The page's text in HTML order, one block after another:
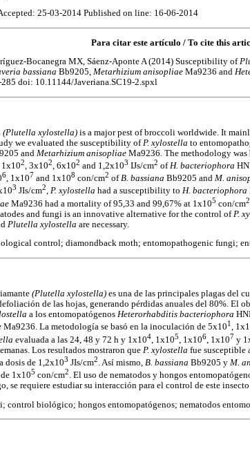
25-03-2014 Published on line: 16-06-2014
Para citar este artículo / To cite this
Bocanegra MX, Sáenz-Aponte A (2014) Susceptibility of
bassiana Bb9205, Metarhizium anisopliae Ma9236 and
doi: 10.11144/Javeriana.SC19-2.spxl
(Plutella xylostella) is a major pest of broccoli worldwide. It
we evaluated the susceptibility ofP. xylostella to
and Metarhizium anisopliae Ma9236. The methodology
2, 3x102, 6x102 and 1,2x103 IJs/cm2 ofH. bacteriophora
6, 1x107 and 1x108 con/cm2 ofB. bassiana Bb9205 and M.
3 JIs/cm2, P. xylostella had a susceptibility to H. bacteriophora
Ma9236 had a mortality of 95,33 and 99,67% at 1x105 con/cm2
and fungi is an innovative alternative for the control ofP.
Plutella xylostella are necessary.
control; diamondback moth; entomopathogenic fungi;
(Plutella xylostella) es una de las principales plagas del
de las hojas, generando pérdidas anuales del 80%. El
a los entomopatógenos Heterorhabditis bacteriophora
Ma9236. La metodología se basó en la inoculación de 5x101,
evaluada a las 24, 48 y 72 h y 1x104 , 1x105 , 1x106 , 1x107 y
Los resultados mostraron que P. xylostella fue susceptible
dosis de 1,2x103 JIs/cm2. Así mismo, B. bassiana Bb9205 y M.
1x105 con/cm2. El uso de nematodos y hongos
se requiere estudiar su interacción para el control de este
control biológico; hongos entomopatógenos; nematodos